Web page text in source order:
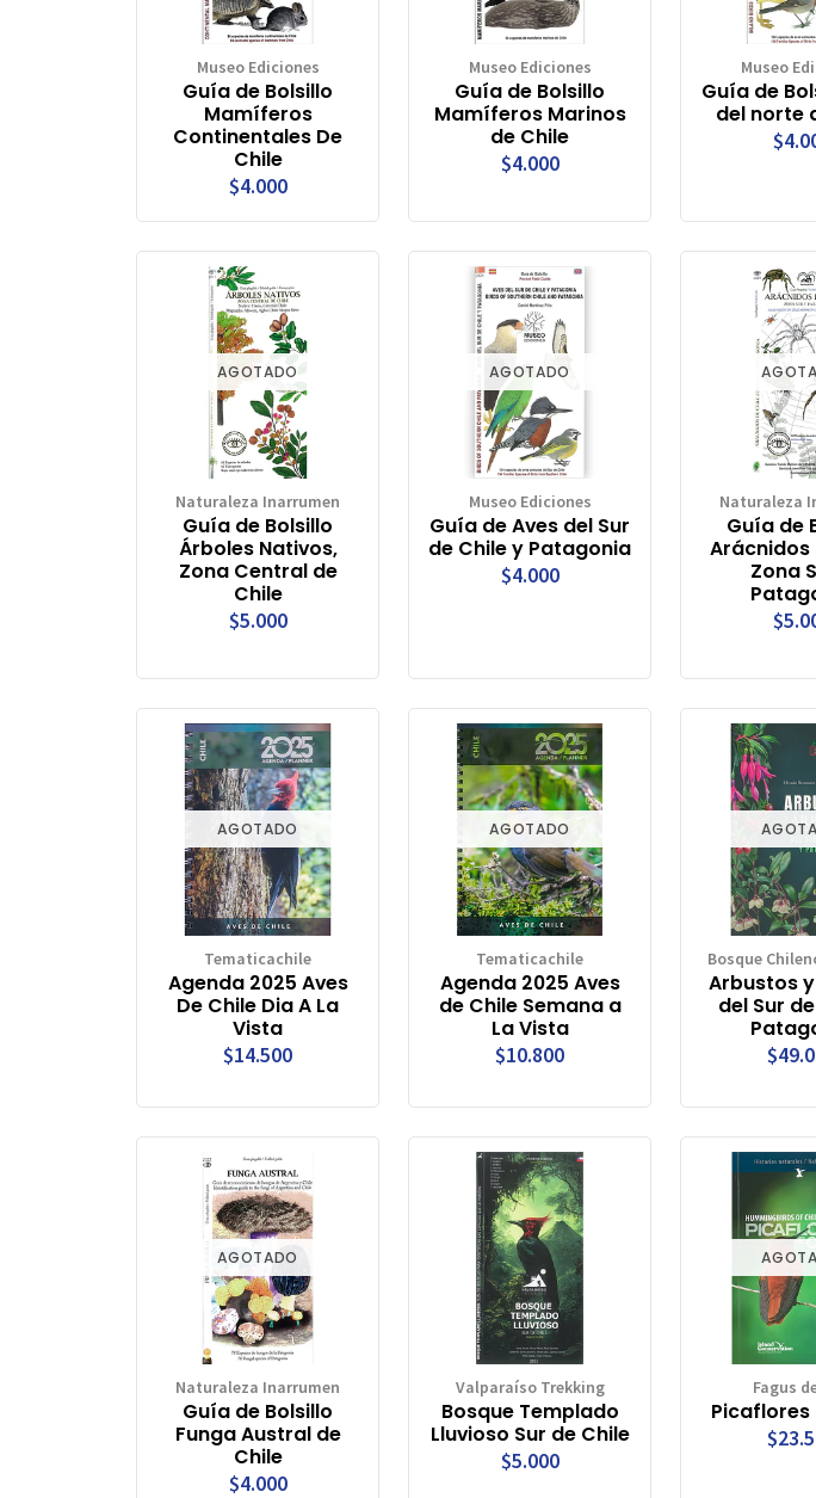
Museo Ediciones
Guía de Bolsillo
Mamíferos
Continentales De
Chile
$4.000
Museo Ediciones
Guía de Bolsillo
Mamíferos Marinos
de Chile
$4.000
Museo
Guía de
del norte
AGOTADO
Naturaleza Inarrumen
Guía de Bolsillo
Árboles Nativos,
Zona Central de
Chile
$5.000
AGOTADO
Museo Ediciones
Guía de Aves del Sur
de Chile y Patagonia
$4.000
Naturaleza
Guía de
Arácnidos
Zona
AGOTADO
Tematicachile
Agenda 2025 Aves
De Chile Dia A La
Vista
$14.500
AGOTADO
Tematicachile
Agenda 2025 Aves
de Chile Semana a
La Vista
$10.800
Bosque
Arbustos
del Sur
AGOTADO
Naturaleza Inarrumen
Guía de Bolsillo
Funga Austral de
Chile
$4.000
Valparaíso Trekking
Bosque Templado
Lluvioso Sur de Chile
$5.000
Fagus
Picaflores